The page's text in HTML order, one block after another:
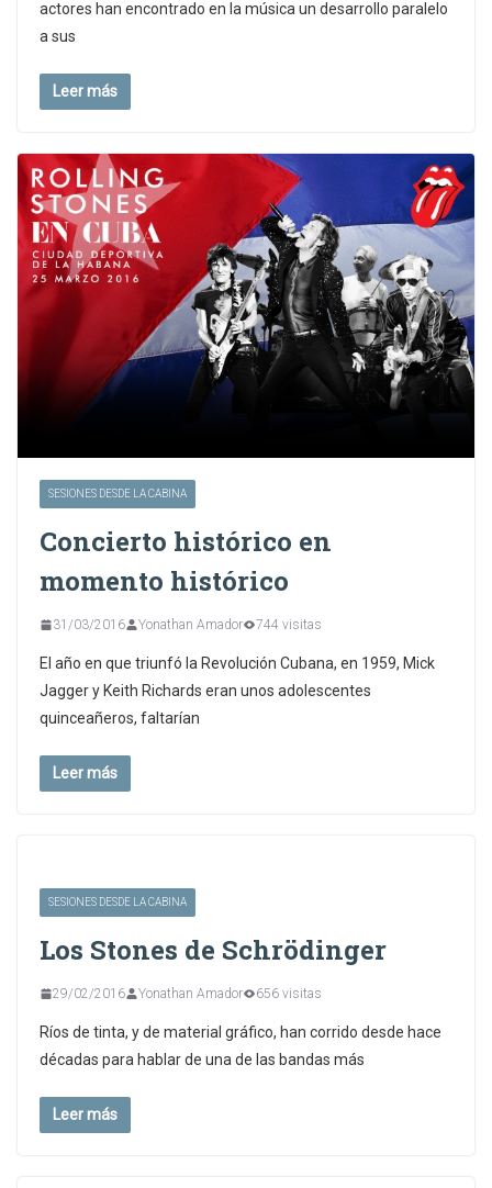
actores han encontrado en la música un desarrollo paralelo
a sus
Leer más
SESIONES DESDE LA CABINA
Concierto histórico en
momento histórico
31/03/2016 Yonathan Amador 744 visitas
El año en que triunfó la Revolución Cubana, en 1959, Mick
Jagger y Keith Richards eran unos adolescentes
quinceañeros, faltarían
Leer más
SESIONES DESDE LA CABINA
Los Stones de Schrödinger
29/02/2016 Yonathan Amador 656 visitas
Ríos de tinta, y de material gráfico, han corrido desde hace
décadas para hablar de una de las bandas más
Leer más